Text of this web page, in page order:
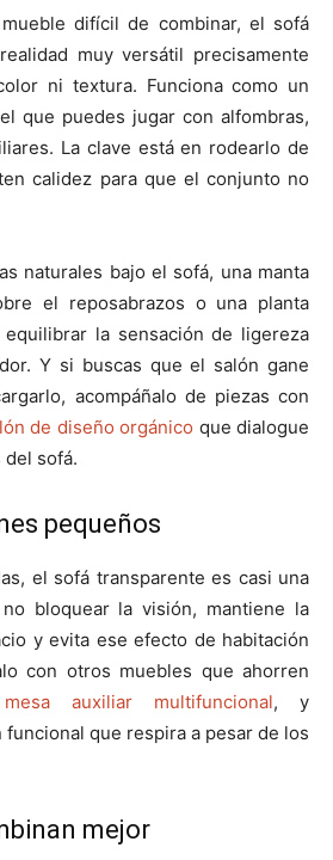
difícil de combinar, el sofá
muy versátil precisamente
ni textura. Funciona como un
que puedes jugar con alfombras,
La clave está en rodearlo de
calidez para que el conjunto no
naturales bajo el sofá, una manta
el reposabrazos o una planta
equilibrar la sensación de ligereza
Y si buscas que el salón gane
acompáñalo de piezas con
de diseño orgánico que dialogue
del sofá.
pequeños
el sofá transparente es casi una
bloquear la visión, mantiene la
y evita ese efecto de habitación
con otros muebles que ahorren
mesa auxiliar multifuncional, y
que respira a pesar de los
mejor